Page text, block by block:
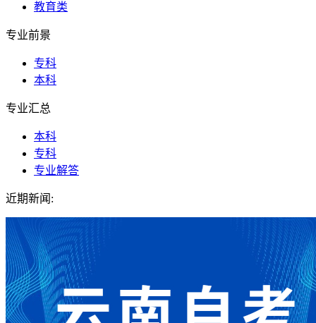
教育类
专业前景
专科
本科
专业汇总
本科
专科
专业解答
近期新闻: